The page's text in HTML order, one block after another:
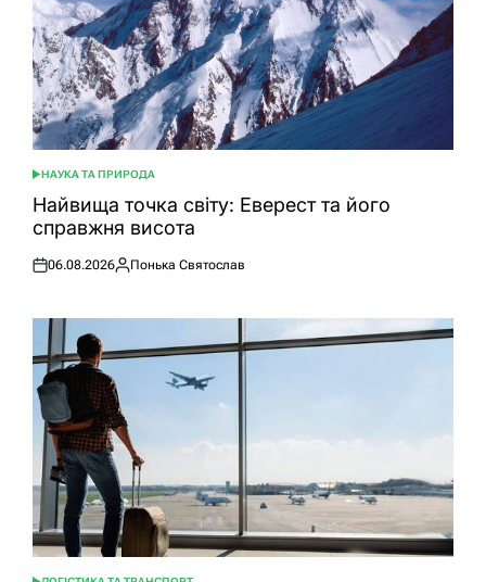
ОПУБЛІКУВАТИ
У
НАУКА ТА ПРИРОДА
Найвища точка світу: Еверест та його
справжня висота
Оприлюднено
06.08.2026
Опубліковано
Понька Святослав